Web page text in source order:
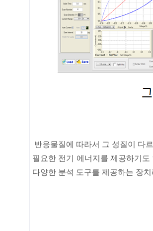
반응물질에 따라서 그 성질이
다
필요한 전기 에너지를 제공하기도
다양한 분석 도구를 제공하는 장